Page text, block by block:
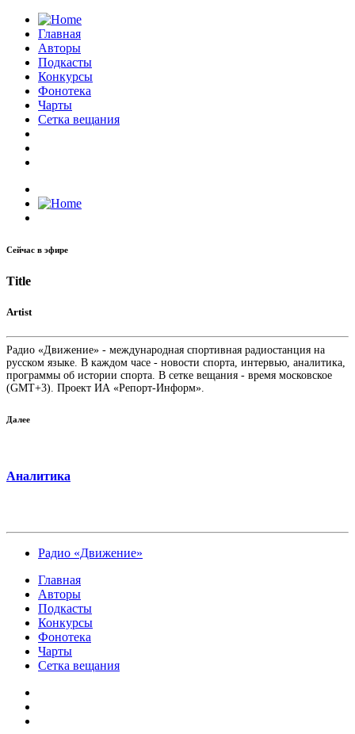
Главная
Авторы
Подкасты
Конкурсы
Фонотека
Чарты
Сетка вещания
Сейчас в эфире
Title
Artist
Радио «Движение» - международная спортивная радиостанция на
русском языке. В каждом часе - новости спорта, интервью, аналитика,
программы об истории спорта. В сетке вещания - время московское
(GMT+3). Проект ИА «Репорт-Информ».
Далее
Аналитика
Радио «Движение»
Главная
Авторы
Подкасты
Конкурсы
Фонотека
Чарты
Сетка вещания